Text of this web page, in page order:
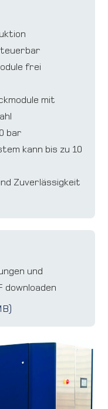
frei
mit
bar
kann bis zu 10
Zuverlässigkeit
und
downloaden